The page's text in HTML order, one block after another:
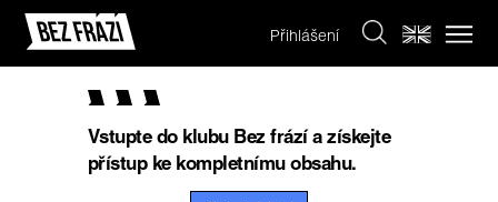
Přihlášení
Vstupte do klubu Bez frází a získejte
přístup ke kompletnímu obsahu.